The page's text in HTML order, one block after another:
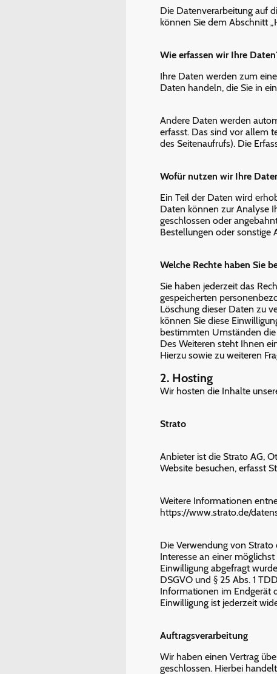
Die Datenverarbeitung auf
können Sie dem Abschnitt
Wie erfassen wir Ihre
Ihre Daten werden zum
Daten handeln, die Sie in
Andere Daten werden
erfasst. Das sind vor allem
des Seitenaufrufs). Die
Wofür nutzen wir Ihre
Ein Teil der Daten wird
Daten können zur Analyse
geschlossen oder
Bestellungen oder sonstige
Welche Rechte haben Sie
Sie haben jederzeit das
gespeicherten
Löschung dieser Daten zu
können Sie diese
bestimmten Umständen
Des Weiteren steht Ihnen
Hierzu sowie zu weiteren
2. Hosting
Wir hosten die Inhalte
Strato
Anbieter ist die Strato AG,
Website besuchen, erfasst
Weitere Informationen
https://www.strato.de/
Die Verwendung von Strato
Interesse an einer
Einwilligung abgefragt
DSGVO und § 25 Abs. 1
Informationen im Endgerät
Einwilligung ist jederzeit
Auftragsverarbeitung
Wir haben einen Vertrag
geschlossen. Hierbei